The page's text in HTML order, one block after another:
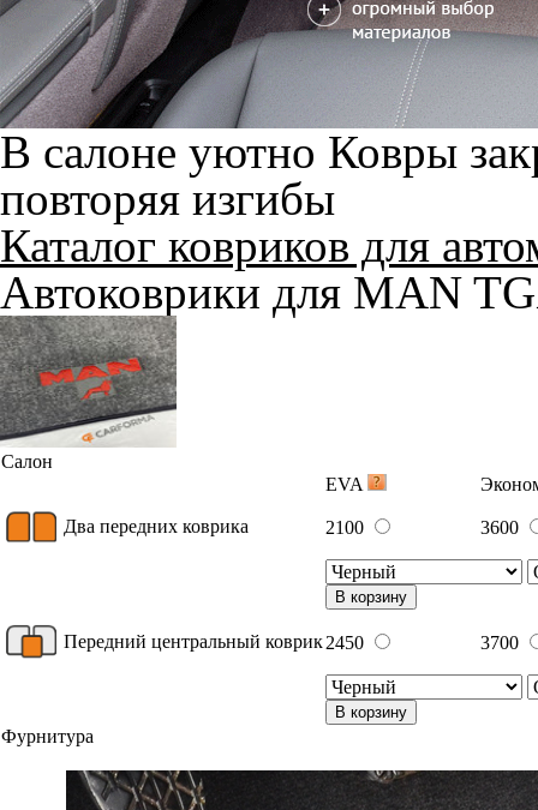
В салоне уютно Ковры
повторяя изгибы
Каталог ковриков для
Автоковрики для MAN
Салон
EVA
Два передних коврика 2100 3600
В корзину
Передний центральный коврик2450 3700
В корзину
Фурнитура